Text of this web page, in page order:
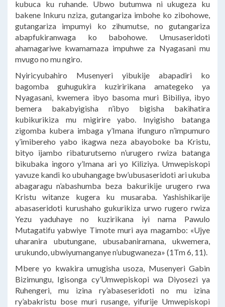
kubuca ku ruhande. Ubwo butumwa ni ukugeza ku
bakene Inkuru nziza, gutangariza imbohe ko zibohowe,
gutangariza impumyi ko zihumutse, no gutangariza
abapfukiranwaga ko babohowe. Umusaseridoti
ahamagariwe kwamamaza impuhwe za Nyagasani mu
mvugo no mu ngiro.
Nyiricyubahiro Musenyeri yibukije abapadiri ko
bagomba guhugukira kuziririkana amategeko ya
Nyagasani, kwemera ibyo basoma muri Bibiliya, ibyo
bemera bakabyigisha n’ibyo bigisha bakihatira
kubikurikiza mu migirire yabo. Inyigisho batanga
zigomba kubera imbaga y’Imana ifunguro n’impumuro
y’imibereho yabo ikagwa neza abayoboke ba Kristu,
bityo ijambo ribaturutsemo n’urugero rwiza batanga
bikubaka ingoro y’Imana ari yo Kiliziya. Umwepiskopi
yavuze kandi ko ubuhangage bw’ubusaseridoti ari ukuba
abagaragu n’abashumba beza bakurikije urugero rwa
Kristu witanze kugera ku musaraba. Yashishikarije
abasaseridoti kurushaho gukurikiza urwo rugero rwiza
Yezu yaduhaye no kuzirikana iyi nama Pawulo
Mutagatifu yabwiye Timote muri aya magambo: «Ujye
uharanira ubutungane, ubusabaniramana, ukwemera,
urukundo, ubwiyumanganye n’ubugwaneza» (1Tm 6, 11).
Mbere yo kwakira umugisha usoza, Musenyeri Gabin
Bizimungu, Igisonga cy’Umwepiskopi wa Diyosezi ya
Ruhengeri, mu izina ry’abaseseridoti no mu izina
ry’abakristu bose muri rusange, yifurije Umwepiskopi